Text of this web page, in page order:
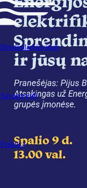
Bendradarbiavimas
Savanorystė
Praktika